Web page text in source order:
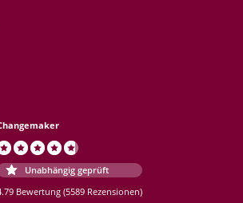
Unabhängig geprüft
Bewertung (5589 Rezensionen)